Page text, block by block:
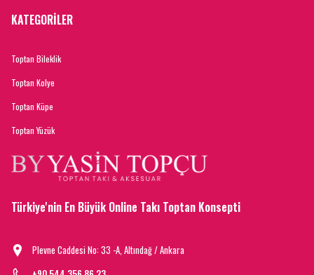
KATEGORİLER
Toptan Bileklik
Toptan Kolye
Toptan Küpe
Toptan Yüzük
Türkiye'nin En Büyük Online Takı Toptan Konsepti
Plevne Caddesi No: 33 -A, Altındağ / Ankara